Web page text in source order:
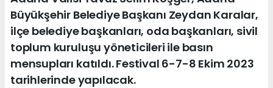
Büyükşehir Belediye Başkanı Zeydan Karalar,
ilçe belediye başkanları, oda başkanları, sivil
toplum kuruluşu yöneticileri ile basın
mensupları katıldı. Festival 6-7-8 Ekim 2023
tarihlerinde yapılacak.